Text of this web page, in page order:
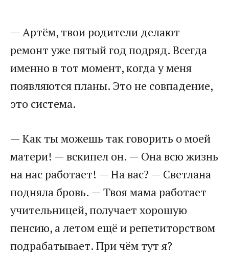
— Артём, твои родители делают
ремонт уже пятый год подряд. Всегда
именно в тот момент, когда у меня
появляются планы. Это не совпадение,
это система.
— Как ты можешь так говорить о моей
матери! — вскипел он. — Она всю жизнь
на нас работает! — На вас? — Светлана
подняла бровь. — Твоя мама работает
учительницей, получает хорошую
пенсию, а летом ещё и репетиторством
подрабатывает. При чём тут я?